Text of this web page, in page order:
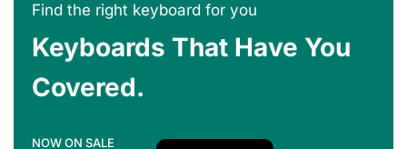
Find the right keyboard for you
Keyboards That Have You
Covered.
NOW ON SALE